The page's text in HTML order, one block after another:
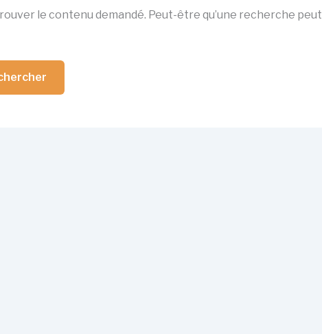
le contenu demandé. Peut-être qu’une recherche peut